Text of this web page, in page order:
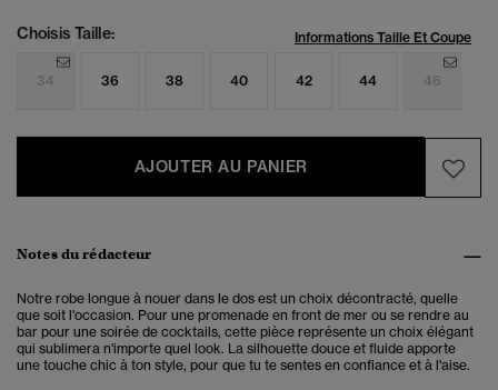
Choisis Taille: Informations Taille Et Coupe
34 36 38 40 42 44 46
AJOUTER AU PANIER
Notes du rédacteur
Notre robe longue à nouer dans le dos est un choix décontracté, quelle
que soit l'occasion. Pour une promenade en front de mer ou se rendre au
bar pour une soirée de cocktails, cette pièce représente un choix élégant
qui sublimera n'importe quel look. La silhouette douce et fluide apporte
une touche chic à ton style, pour que tu te sentes en confiance et à l'aise.